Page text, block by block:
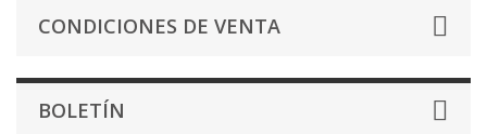
CONDICIONES DE VENTA
BOLETÍN